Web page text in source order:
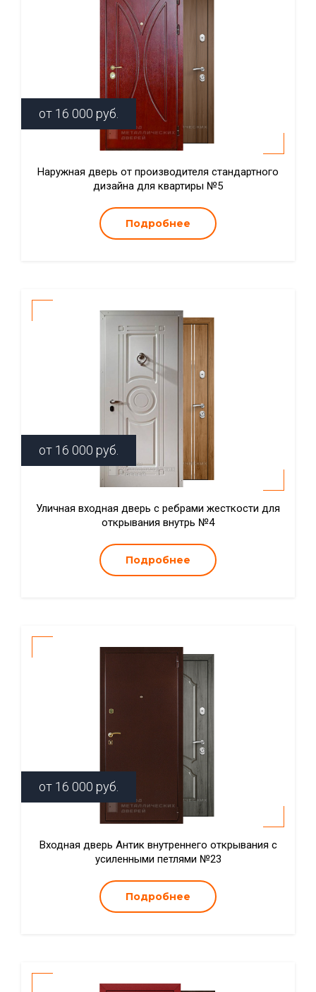
от 16 000 руб.
Наружная дверь от производителя стандартного
дизайна для квартиры №5
Подробнее
от 16 000 руб.
Уличная входная дверь с ребрами жесткости для
открывания внутрь №4
Подробнее
от 16 000 руб.
Входная дверь Антик внутреннего открывания с
усиленными петлями №23
Подробнее